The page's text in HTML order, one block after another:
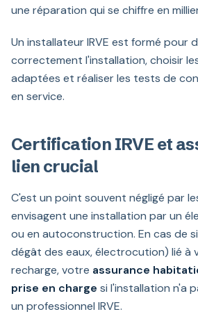
une réparation qui se chiffre en
Un installateur IRVE est formé pour
correctement l'installation, choisir
adaptées et réaliser les tests de
en service.
Certification IRVE et
lien crucial
C'est un point souvent négligé par
envisagent une installation par un
ou en autoconstruction. En cas de
dégât des eaux, électrocution) lié à
recharge, votre assurance
prise en charge si l'installation n'a
un professionnel IRVE.